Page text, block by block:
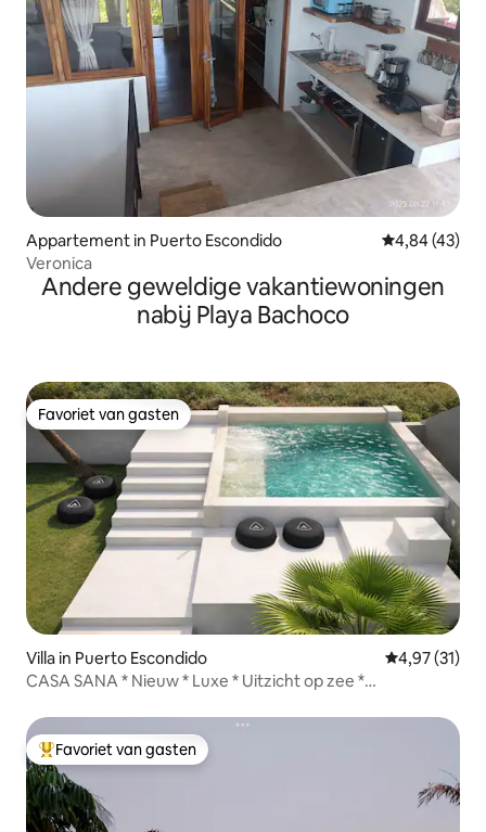
Appartement in Puerto Escondido Gemiddelde
4,84 (43)
Veronica
Andere geweldige vakantiewoningen
nabij Playa Bachoco
Favoriet van gasten
Favoriet van gasten
Villa in Puerto Escondido Gemiddelde
4,97 (31)
CASA SANA * Nieuw * Luxe * Uitzicht op zee *
Topfavoriet van gasten
Favoriet van gasten